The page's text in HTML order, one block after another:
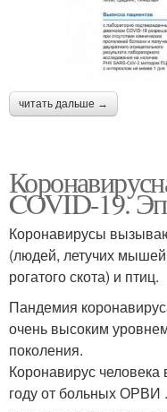
читать дальше →
COVID-19.
Коронавирусы
(людей, летучих
рогатого скота) и птиц.
Пандемия
очень высоким
поколения.
Коронавирус
году от больных